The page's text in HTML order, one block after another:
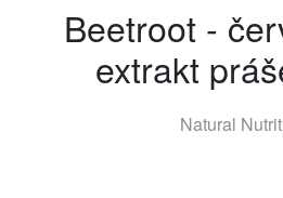
Beetroot -
extrakt
Natural